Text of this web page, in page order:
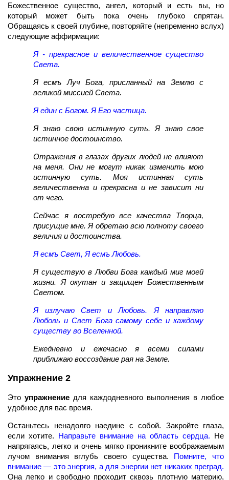
Божественное существо, ангел, который и есть вы, но
который может быть пока очень глубоко спрятан.
Обращаясь к своей глубине, повторяйте (непременно вслух)
следующие аффирмации:
Я - прекрасное и величественное существо
Света.
Я есмъ Луч Бога, присланный на Землю с
великой миссией Света.
Я един с Богом. Я Его частица.
Я знаю свою истинную суть. Я знаю свое
истинное достоинство.
Отражения в глазах других людей не влияют
на меня. Они не могут никак изменить мою
истинную суть. Моя истинная суть
величественна и прекрасна и не зависит ни
от чего.
Сейчас я востребую все качества Творца,
присущие мне. Я обретаю всю полноту своего
величия и достоинства.
Я есмъ Свет, Я есмъ Любовь.
Я существую в Любви Бога каждый миг моей
жизни. Я окутан и защищен Божественным
Светом.
Я излучаю Свет и Любовь. Я направляю
Любовь и Свет Бога самому себе и каждому
существу во Вселенной.
Ежедневно и ежечасно я всеми силами
приближаю воссоздание рая на Земле.
Упражнение 2
Это упражнение для каждодневного выполнения в любое
удобное для вас время.
Останьтесь ненадолго наедине с собой. Закройте глаза,
если хотите. Направьте внимание на область сердца. Не
напрягаясь, легко и очень мягко проникните воображаемым
лучом внимания вглубь своего существа. Помните, что
внимание — это энергия, а для энергии нет никаких преград.
Она легко и свободно проходит сквозь плотную материю,